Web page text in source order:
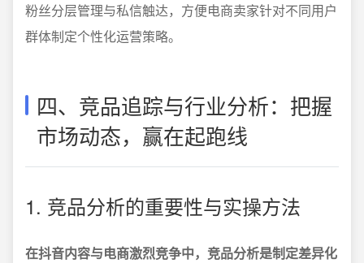
粉丝分层管理与私信触达，方便电商卖家针对不同用户
群体制定个性化运营策略。
四、竞品追踪与行业分析：把握
市场动态，赢在起跑线
1. 竞品分析的重要性与实操方法
在抖音内容与电商激烈竞争中，竞品分析是制定差异化